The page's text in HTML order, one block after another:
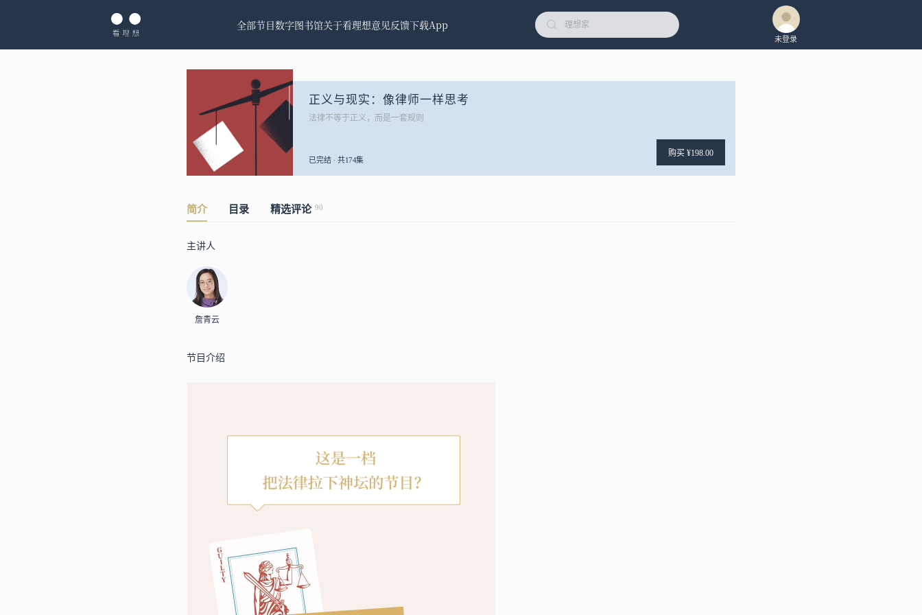
全部节目数字图书馆关于看理想意见反馈下载App
未登录
正义与现实：像律师一样思考
法律不等于正义，而是一套规则
已完结 · 共174集
购买 ¥198.00
简介 目录 精选评论 90
主讲人
詹青云
节目介绍